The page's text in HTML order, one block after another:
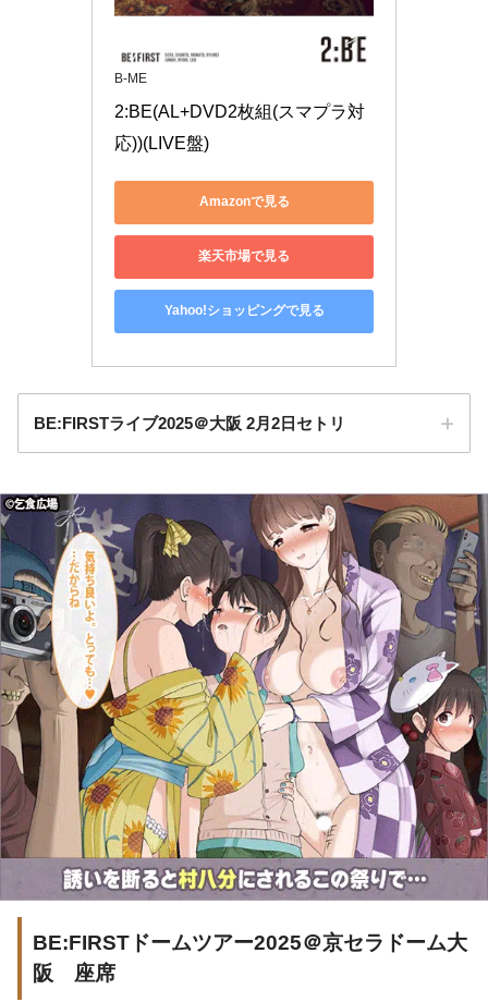
B-ME
2:BE(AL+DVD2枚組(スマプラ対
応))(LIVE盤)
Amazonで見る
楽天市場で見る
Yahoo!ショッピングで見る
BE:FIRSTライブ2025＠大阪 2月2日セトリ
BE:FIRSTドームツアー2025＠京セラドーム大
阪 座席